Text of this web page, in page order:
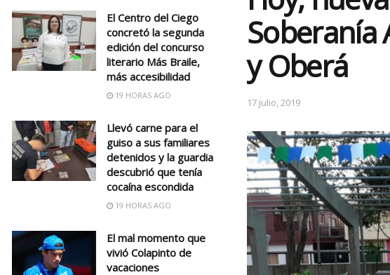
Soberanía
y Oberá
17 julio, 2019
El Centro del Ciego
concretó la segunda
edición del concurso
literario Más Braile,
más accesibilidad
19 HORAS AGO
Llevó carne para el
guiso a sus familiares
detenidos y la guardia
descubrió que tenía
cocaína escondida
19 HORAS AGO
El mal momento que
vivió Colapinto de
vacaciones